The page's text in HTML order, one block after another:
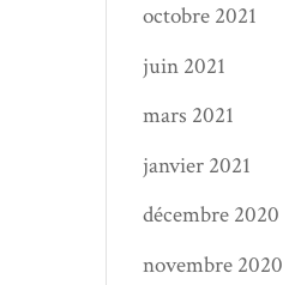
octobre 2021
juin 2021
mars 2021
janvier 2021
décembre 2020
novembre 2020